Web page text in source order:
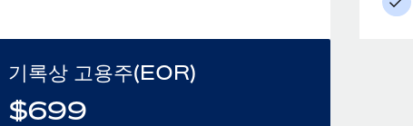
기록상 고용주(EOR)
$699